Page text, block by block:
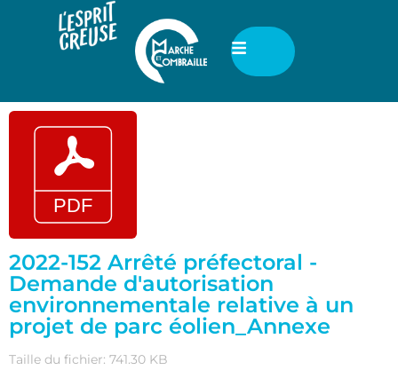
2022-152 Arrêté préfectoral -
Demande d'autorisation
environnementale relative à un
projet de parc éolien_Annexe
Taille du fichier: 741.30 KB